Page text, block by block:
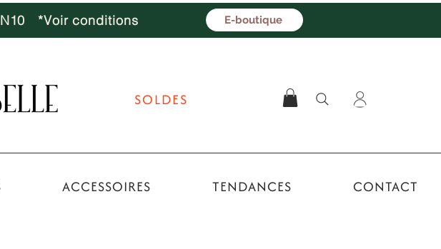
*Voir conditions E-boutique
SOLDES
ACCESSOIRES TENDANCES CONTACT